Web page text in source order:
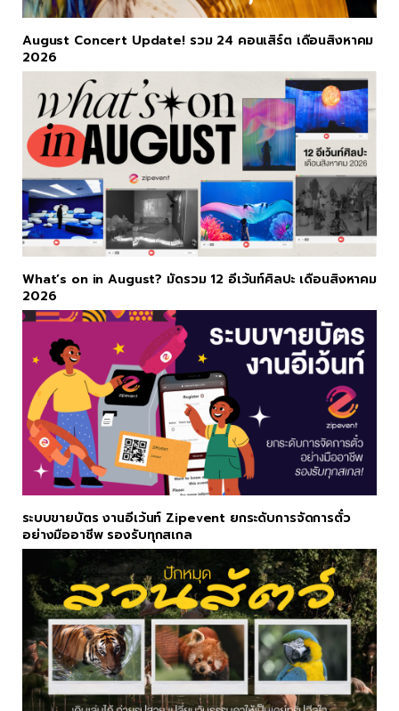
August Concert Update! รวม 24 คอนเสิร์ต เดือนสิงหาคม
2026
What’s on in August? มัดรวม 12 อีเว้นท์ศิลปะ เดือนสิงหาคม
2026
ระบบขายบัตร งานอีเว้นท์ Zipevent ยกระดับการจัดการตั๋ว
อย่างมืออาชีพ รองรับทุกสเกล